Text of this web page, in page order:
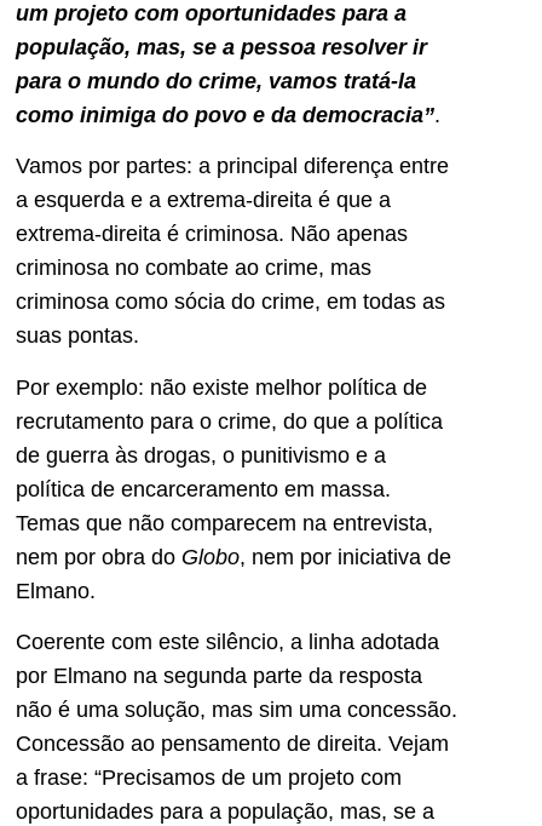
um projeto com oportunidades para a
população, mas, se a pessoa resolver ir
para o mundo do crime, vamos tratá-la
como inimiga do povo e da democracia”.
Vamos por partes: a principal diferença entre
a esquerda e a extrema-direita é que a
extrema-direita é criminosa. Não apenas
criminosa no combate ao crime, mas
criminosa como sócia do crime, em todas as
suas pontas.
Por exemplo: não existe melhor política de
recrutamento para o crime, do que a política
de guerra às drogas, o punitivismo e a
política de encarceramento em massa.
Temas que não comparecem na entrevista,
nem por obra do Globo, nem por iniciativa de
Elmano.
Coerente com este silêncio, a linha adotada
por Elmano na segunda parte da resposta
não é uma solução, mas sim uma concessão.
Concessão ao pensamento de direita. Vejam
a frase: “Precisamos de um projeto com
oportunidades para a população, mas, se a